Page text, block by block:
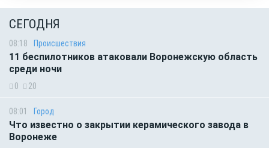
СЕГОДНЯ
08:18 Происшествия
11 беспилотников атаковали Воронежскую область
среди ночи
0 20
08:01 Город
Что известно о закрытии керамического завода в
Воронеже